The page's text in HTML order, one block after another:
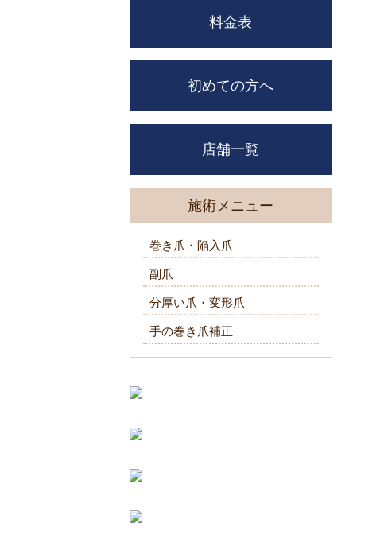
料金表
初めての方へ
店舗一覧
施術メニュー
巻き爪・陥入爪
副爪
分厚い爪・変形爪
手の巻き爪補正